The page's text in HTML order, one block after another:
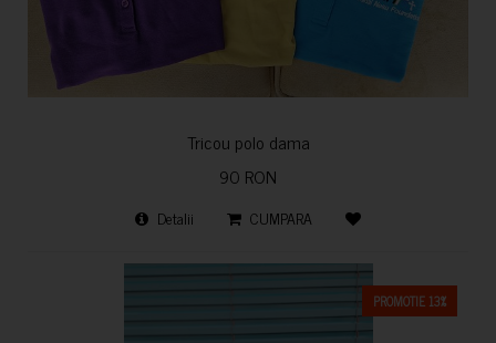
Tricou polo dama
90 RON
Detalii CUMPARA
PROMOTIE 13%